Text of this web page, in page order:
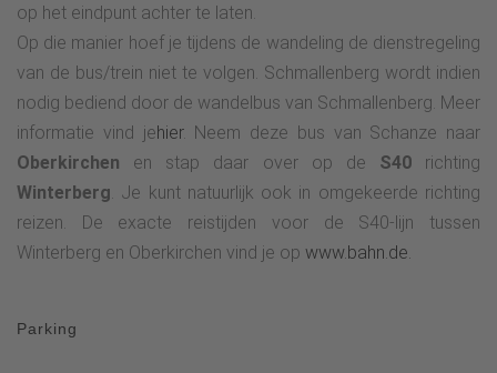
op het eindpunt achter te laten.
Op die manier hoef je tijdens de wandeling de dienstregeling
van de bus/trein niet te volgen. Schmallenberg wordt indien
nodig bediend door de wandelbus van Schmallenberg. Meer
informatie vind jehier. Neem deze bus van Schanze naar
Oberkirchen en stap daar over op de S40richting
Winterberg . Je kunt natuurlijk ook in omgekeerde richting
reizen. De exacte reistijden voor de S40-lijn tussen
Winterberg en Oberkirchen vind je op www.bahn.de.
Parking